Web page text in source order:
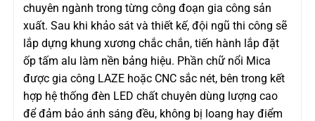
chuyên ngành trong từng công đoạn gia công sản
xuất. Sau khi khảo sát và thiết kế, đội ngũ thi công sẽ
lắp dựng khung xương chắc chắn, tiến hành lắp đặt
ốp tấm alu làm nền bảng hiệu. Phần chữ nổi Mica
được gia công LAZE hoặc CNC sắc nét, bên trong kết
hợp hệ thống đèn LED chất chuyên dùng lượng cao
để đảm bảo ánh sáng đều, không bị loang hay điểm